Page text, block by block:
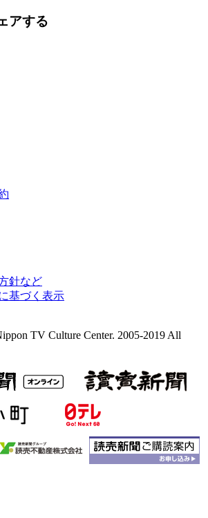
アする
針など
基づく表示
TV Culture Center. 2005-2019 All